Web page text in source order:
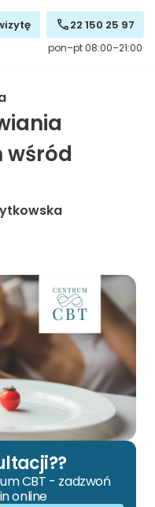
22 150 25 97
pon–pt 08:00–21:00
wśród
CBT - zadzwoń
online